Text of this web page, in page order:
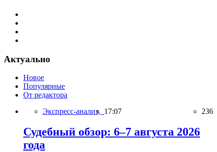
Актуально
Новое
Популярные
От редактора
Экспресс-анализ, 17:07 236
Судебный обзор: 6–7 августа 2026
года